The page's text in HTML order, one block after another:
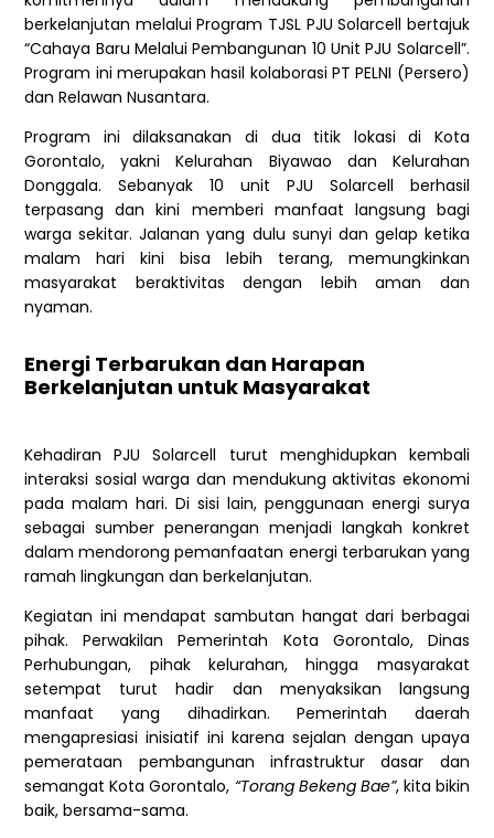
berkelanjutan melalui Program TJSL PJU Solarcell bertajuk
“Cahaya Baru Melalui Pembangunan 10 Unit PJU Solarcell”.
Program ini merupakan hasil kolaborasi PT PELNI (Persero)
dan Relawan Nusantara.
Program ini dilaksanakan di dua titik lokasi di Kota
Gorontalo, yakni Kelurahan Biyawao dan Kelurahan
Donggala. Sebanyak 10 unit PJU Solarcell berhasil
terpasang dan kini memberi manfaat langsung bagi
warga sekitar. Jalanan yang dulu sunyi dan gelap ketika
malam hari kini bisa lebih terang, memungkinkan
masyarakat beraktivitas dengan lebih aman dan
nyaman.
Energi Terbarukan dan Harapan
Berkelanjutan untuk Masyarakat
Kehadiran PJU Solarcell turut menghidupkan kembali
interaksi sosial warga dan mendukung aktivitas ekonomi
pada malam hari. Di sisi lain, penggunaan energi surya
sebagai sumber penerangan menjadi langkah konkret
dalam mendorong pemanfaatan energi terbarukan yang
ramah lingkungan dan berkelanjutan.
Kegiatan ini mendapat sambutan hangat dari berbagai
pihak. Perwakilan Pemerintah Kota Gorontalo, Dinas
Perhubungan, pihak kelurahan, hingga masyarakat
setempat turut hadir dan menyaksikan langsung
manfaat yang dihadirkan. Pemerintah daerah
mengapresiasi inisiatif ini karena sejalan dengan upaya
pemerataan pembangunan infrastruktur dasar dan
semangat Kota Gorontalo, “Torang Bekeng Bae”, kita bikin
baik, bersama-sama.